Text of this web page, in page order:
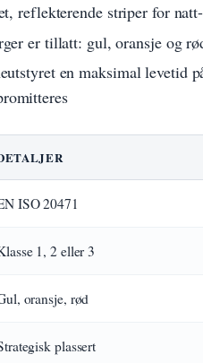
reflekterende striper for
er tillatt: gul, oransje og
en maksimal levetid
ISO 20471
1, 2 eller 3
oransje, rød
plassert